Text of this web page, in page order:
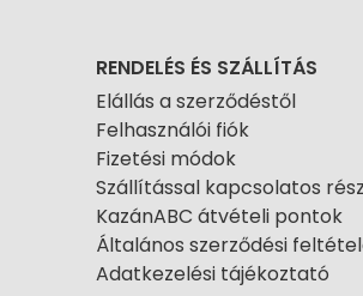
RENDELÉS ÉS SZÁLLÍTÁS
Elállás a szerződéstől
Felhasználói fiók
Fizetési módok
Szállítással kapcsolatos
KazánABC átvételi pontok
Általános szerződési
Adatkezelési tájékoztató